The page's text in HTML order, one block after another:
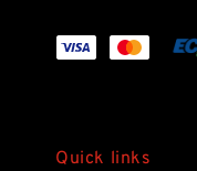
Quick links